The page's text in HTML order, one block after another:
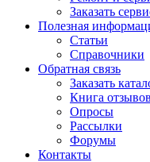
Заказать
Полезная
Статьи
Справочники
Обратная связь
Заказать
Книга
Опросы
Рассылки
Форумы
Контакты